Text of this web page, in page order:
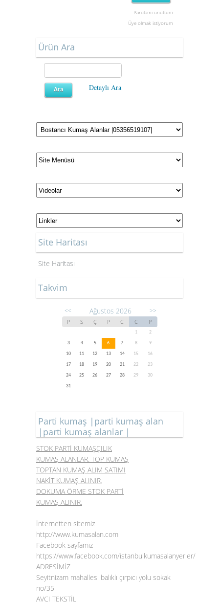
Parolamı unuttum
Üye olmak istiyorum
Ürün Ara
Detaylı Ara
Site Haritası
Site Haritası
Takvim
<< Ağustos 2026 >>
P S Ç P C C P
1
2
3
4 5 6 7 8
9
10
11 12 13 14 15
16
17
18 19 20 21 22
23
24
25 26 27 28 29
30
31
Parti kumaş |parti kumaş alan
|parti kumaş alanlar |
STOK PARTİ KUMAŞÇILIK
KUMAŞ ALANLAR. TOP KUMAŞ
TOPTAN KUMAŞ ALIM SATIMI
NAKİT KUMAŞ ALINIR.
DOKUMA ÖRME STOK PARTİ
KUMAŞ ALINIR.
İnternetten sitemiz
http://www.kumasalan.com
Facebook sayfamız
https://www.facebook.com/istanbulkumasalanyerler/
ADRESİMİZ
Seyitnizam mahallesi balıklı çırpıcı yolu sokak
no/35
AVCI TEKSTİL